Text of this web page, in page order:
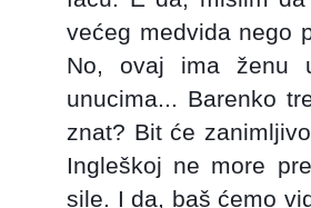
većeg medvida nego
No, ovaj ima ženu
unucima... Barenko
znat? Bit će
Ingleškoj ne more
sile. I da, baš ćemo